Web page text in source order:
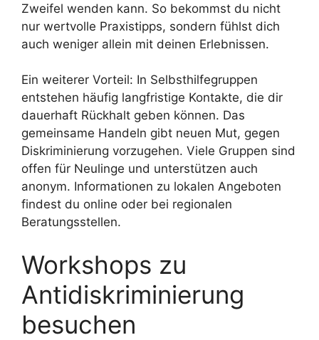
Zweifel wenden kann. So bekommst du nicht
nur wertvolle Praxistipps, sondern fühlst dich
auch weniger allein mit deinen Erlebnissen.
Ein weiterer Vorteil: In Selbsthilfegruppen
entstehen häufig langfristige Kontakte, die dir
dauerhaft Rückhalt geben können. Das
gemeinsame Handeln gibt neuen Mut, gegen
Diskriminierung vorzugehen. Viele Gruppen sind
offen für Neulinge und unterstützen auch
anonym. Informationen zu lokalen Angeboten
findest du online oder bei regionalen
Beratungsstellen.
Workshops zu
Antidiskriminierung
besuchen